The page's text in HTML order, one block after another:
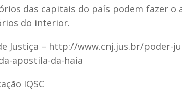
das capitais do país podem fazer o
do interior.
Justiça – http://www.cnj.jus.br/poder-
apostila-da-haia
IQSC